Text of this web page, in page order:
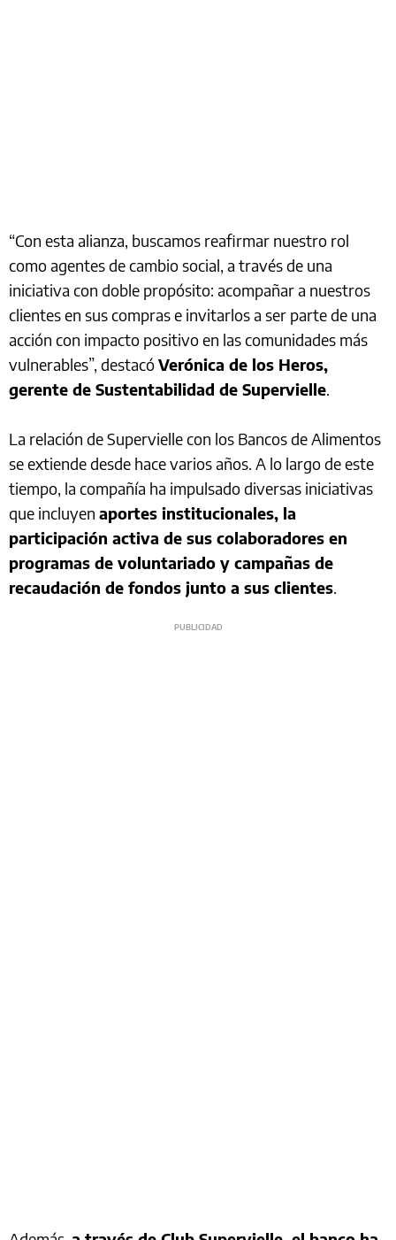
“Con esta alianza, buscamos reafirmar nuestro rol
como agentes de cambio social, a través de una
iniciativa con doble propósito: acompañar a nuestros
clientes en sus compras e invitarlos a ser parte de una
acción con impacto positivo en las comunidades más
vulnerables”, destacóVerónica de los Heros,
gerente de Sustentabilidad de Supervielle.
La relación de Supervielle con los Bancos de Alimentos
se extiende desde hace varios años. A lo largo de este
tiempo, la compañía ha impulsado diversas iniciativas
que incluyen aportes institucionales, la
participación activa de sus colaboradores en
programas de voluntariado y campañas de
recaudación de fondos junto a sus clientes.